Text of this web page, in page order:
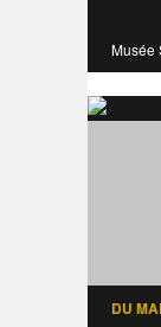
Musée
DU